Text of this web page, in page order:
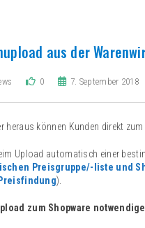
aus der
0 7. September 2018
heraus können Kunden direkt
Upload automatisch einer
Preisgruppe/-liste und
).
zum Shopware